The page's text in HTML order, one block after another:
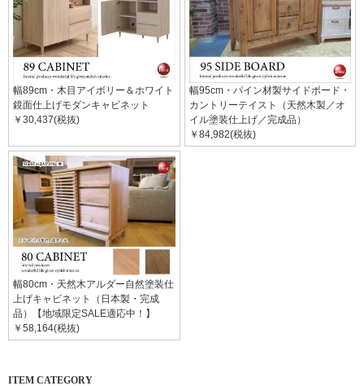
幅89cm・木目アイボリー＆ホワイト
鏡面仕上げモダンキャビネット
￥30,437(税抜)
幅95cm・パイン材製サイドボード・
カントリーテイスト（天然木製／オ
イル塗装仕上げ／完成品）
￥84,982(税抜)
幅80cm・天然木アルダー自然塗装仕
上げキャビネット（日本製・完成
品）【地域限定SALE適応中！】
￥58,164(税抜)